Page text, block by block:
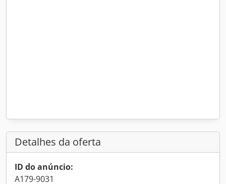
Detalhes da oferta
ID do anúncio:
A179-9031